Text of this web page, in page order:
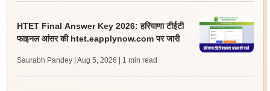
HTET Final Answer Key 2026: हरियाणा टीईटी
फाइनल आंसर की htet.eapplynow.com पर जारी
Saurabh Pandey | Aug 5, 2026 | 1 min read